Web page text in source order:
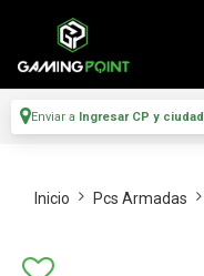
Enviar a Ingresar CP y ciudad
Inicio Pcs Armadas